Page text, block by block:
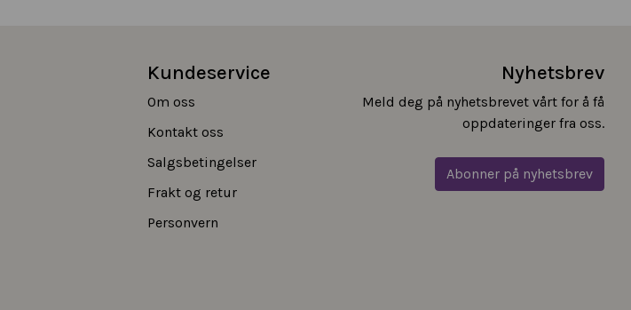
Kundeservice
Om oss
Kontakt oss
Salgsbetingelser
Frakt og retur
Personvern
Nyhetsbrev
Meld deg på nyhetsbrevet vårt for å få
oppdateringer fra oss.
Abonner på nyhetsbrev